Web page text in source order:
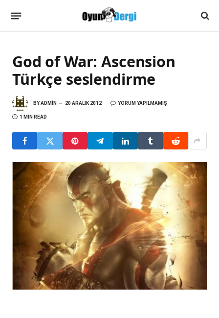
God of War: Ascension
Türkçe seslendirme
BYADMIN 20 ARALIK 2012 YORUM YAPILMAMIŞ
1 MIN READ